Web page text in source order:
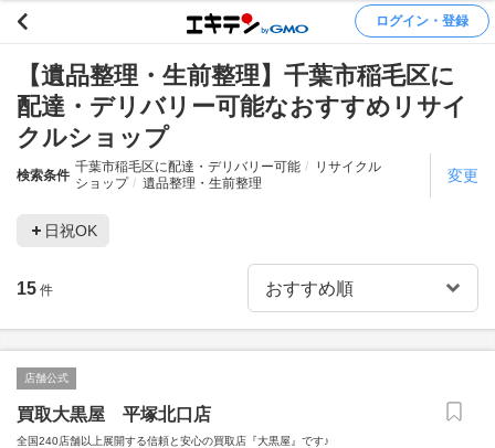
ログイン・登録
【遺品整理・生前整理】千葉市稲毛区に
配達・デリバリー可能なおすすめリサイ
クルショップ
検索条件
千葉市稲毛区に配達・デリバリー可能
リサイクル
ショップ
遺品整理・生前整理 変更
日祝OK
15 件
店舗公式
買取大黒屋 平塚北口店
全国240店舗以上展開する信頼と安心の買取店『大黒屋』です♪